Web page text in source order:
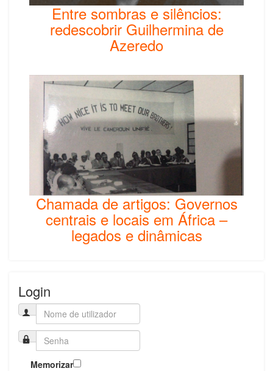
Entre sombras e silêncios:
redescobrir Guilhermina de
Azeredo
Chamada de artigos: Governos
centrais e locais em África –
legados e dinâmicas
Login
Memorizar